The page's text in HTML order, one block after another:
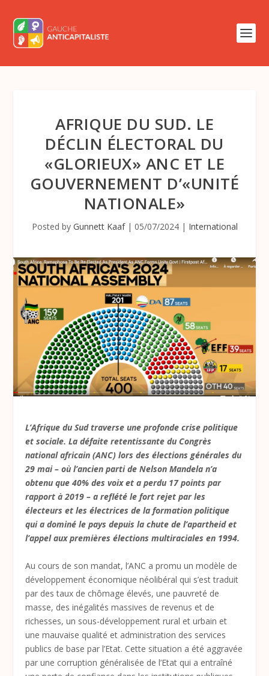
AFRIQUE DU SUD. LE
DÉCLIN ÉLECTORAL DU
«GLORIEUX» ANC ET LE
GOUVERNEMENT D’«UNITÉ
NATIONALE»
Posted by Gunnett Kaaf| 05/07/2024| International
L’Afrique du Sud traverse une profonde crise politique
et sociale. La défaite retentissante du Congrès
national africain (ANC) lors des élections générales du
29 mai – où l’ancien parti de Nelson Mandela n’a
obtenu que 40% des voix et a perdu 17 points par
rapport à 2019 – a reflété le fort rejet par les
électeurs et les électrices de la formation politique
qui a dominé le pays depuis la chute de l’apartheid et
l’appel aux premières élections multiraciales en 1994.
Au cours de son mandat, l’ANC a promu un modèle de
développement économique néolibéral qui s’est traduit
par des taux de chômage élevés, une pauvreté de
masse, des inégalités massives de revenus et de
richesses, un sous-développement rural et urbain et
une mauvaise qualité et administration des services
publics de base par l’Etat. Cette situation a été aggravée
par une corruption généralisée de l’Etat qui a entraîné